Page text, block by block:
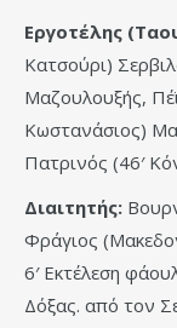
Εργοτέλης
Κατσούρι)
Μαζουλουξής,
Κωστανάσιος)
Πατρινός (46′
Διαιτητής:
Φράγιος
6′ Εκτέλεση
Δόξας. από τον